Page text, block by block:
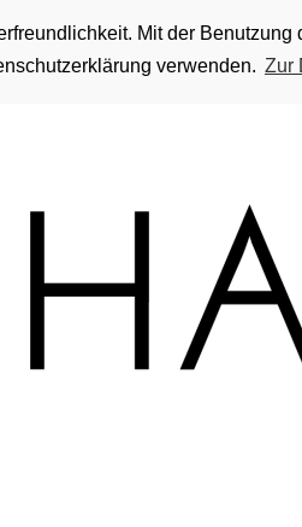
Mit der
verwenden. Zur